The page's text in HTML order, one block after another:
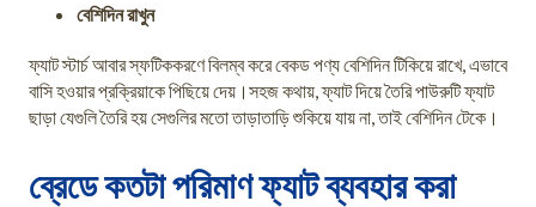
বেশিদিন রাখুন
ফ্যাট স্টার্চ আবার স্ফটিককরণে বিলম্ব করে বেকড পণ্য বেশিদিন টিকিয়ে রাখে, এভাবে
বাসি হওয়ার প্রক্রিয়াকে পিছিয়ে দেয়।সহজ কথায়, ফ্যাট দিয়ে তৈরি পাউরুটি ফ্যাট
ছাড়া যেগুলি তৈরি হয় সেগুলির মতো তাড়াতাড়ি শুকিয়ে যায় না, তাই বেশিদিন টেকে।
ব্রেডে কতটা পরিমাণ ফ্যাট ব্যবহার করা